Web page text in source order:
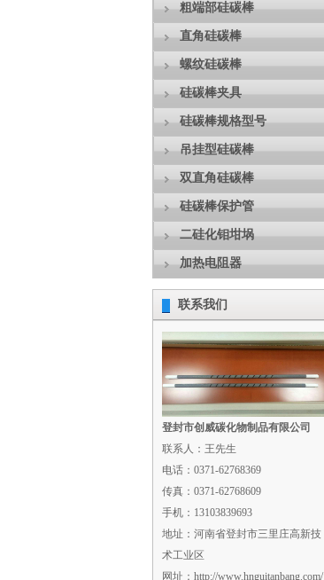
粗端部硅碳棒
直角硅碳棒
螺纹硅碳棒
硅碳棒夹具
硅碳棒规格型号
吊挂型硅碳棒
双直角硅碳棒
硅碳棒保护管
二硅化钼坩埚
加热电阻器
联系我们
登封市创威碳化物制品有限公司
联系人：王先生
电话：0371-62768369
传真：0371-62768609
手机：13103839693
地址：河南省登封市三里庄高新技
术工业区
网址：http://www.hnguitanbang.com/